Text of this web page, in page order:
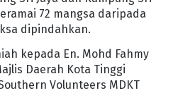
72 mangsa daripada
dipindahkan.
kepada En. Mohd Fahmy
Daerah Kota Tinggi
Volunteers MDKT